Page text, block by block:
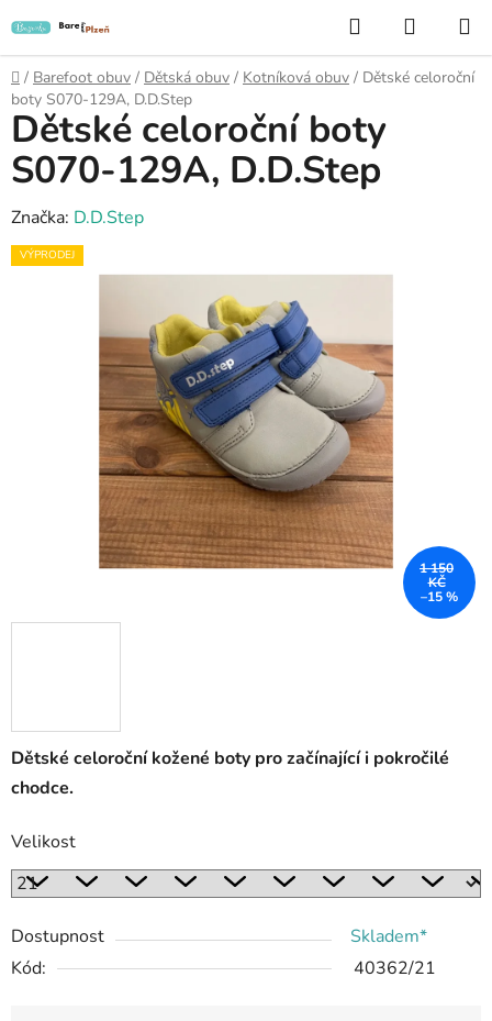
na
obsah
Hledat
KOŠÍK
Domů
/ Barefoot obuv / Dětská obuv / Kotníková obuv / Dětské celoroční
boty S070-129A, D.D.Step
Dětské celoroční kožené boty pro začínající i pokročilé
chodce.
Velikost
Dostupnost
Skladem*
Kód:
40362/21
Dětské celoroční boty
S070-129A, D.D.Step
Značka: D.D.Step
VÝPRODEJ
1 150
KČ
–15 %